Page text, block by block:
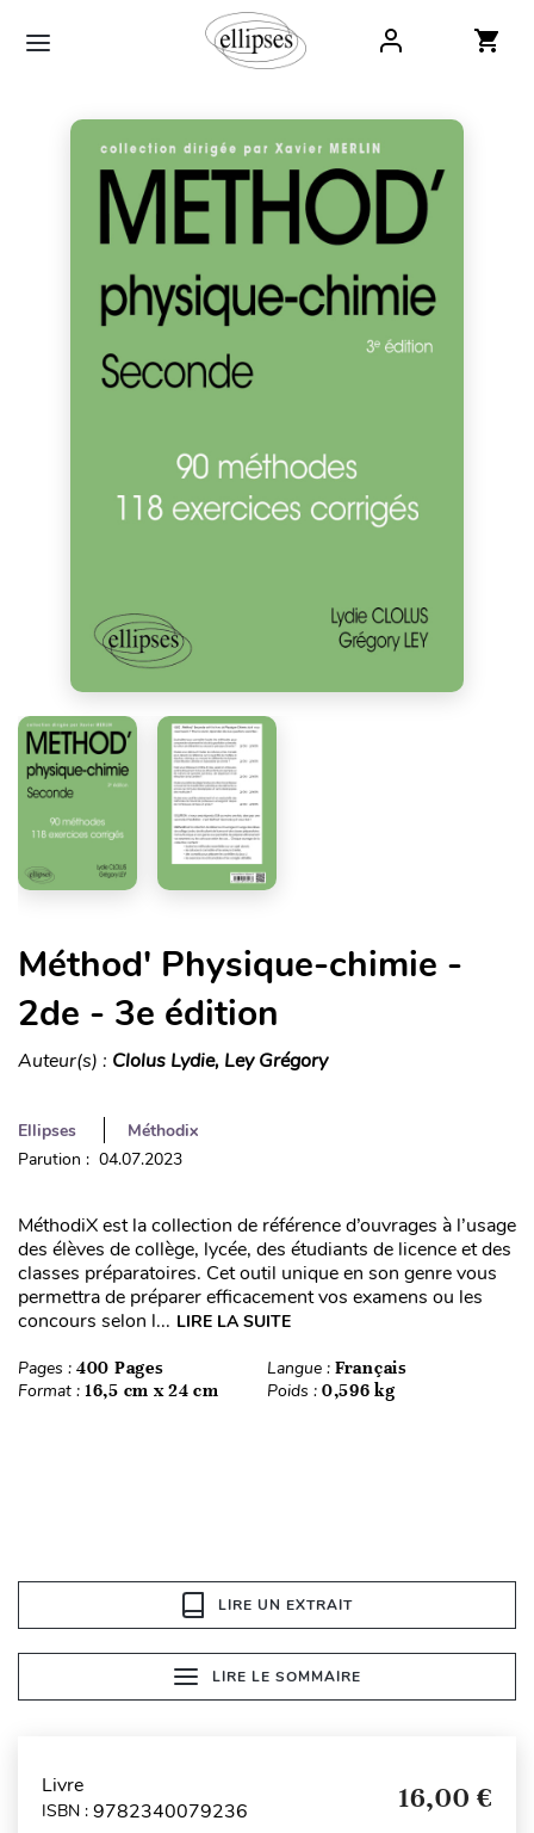
Méthod' Physique-chimie -
2de - 3e édition
Auteur(s) : Clolus Lydie, Ley Grégory
Ellipses
Méthodix
Parution : 04.07.2023
MéthodiX est la collection de référence d’ouvrages à l’usage
des élèves de collège, lycée, des étudiants de licence et des
classes préparatoires. Cet outil unique en son genre vous
permettra de préparer efficacement vos examens ou les
concours selon l... LIRE LA SUITE
Pages : 400 Pages Langue : Français
Format : 16,5 cm x 24 cm Poids : 0,596 kg
LIRE UN EXTRAIT
LIRE LE SOMMAIRE
Livre
ISBN : 9782340079236 16,00 €